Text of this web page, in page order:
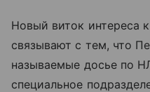
Новый виток интереса
связывают с тем, что
называемые досье по
специальное